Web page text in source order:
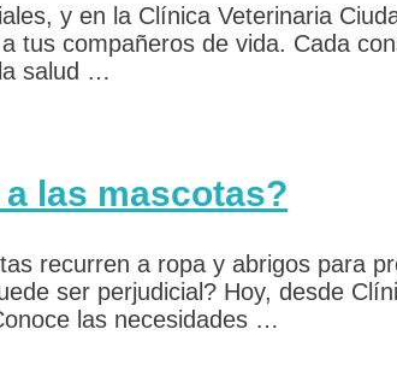
y en la Clínica Veterinaria
tus compañeros de vida. Cada
salud …
las mascotas?
recurren a ropa y abrigos para
ser perjudicial? Hoy, desde
las necesidades …